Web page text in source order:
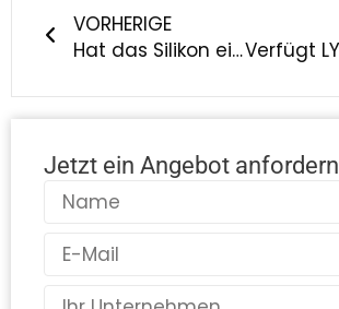
VORHERIGE
Hat das Silikon einen seltsamen Geruch oder eine klebrige Oberfläche (was auf minderwertiges Silikon hinweist)?
Jetzt ein Angebot anfordern
Name
Mail
Land